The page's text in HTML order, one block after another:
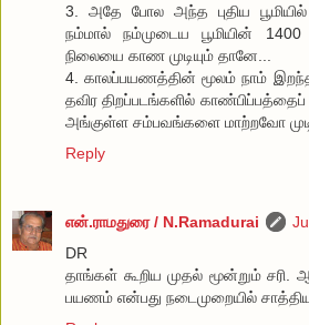
3. அதே போல அந்த புதிய
நம்மால் நம்முடைய பூமியின்
நிலையை காண முடியும் தானே...
4. காலப்பயணத்தின் மூலம் நாம்
தவிர திறப்படங்களில்
அங்குள்ள சம்பவங்களை மாற்றவோ
Reply
என்.ராமதுரை / N.Ramadurai
DR
தாங்கள் கூறிய முதல் மூன்றும்
பயணம் என்பது நடைமுறையில்